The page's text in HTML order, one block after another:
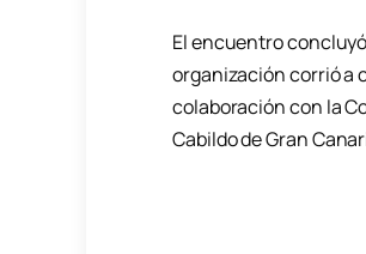
El encuentro
organización corrió a
colaboración con la
Cabildo de Gran